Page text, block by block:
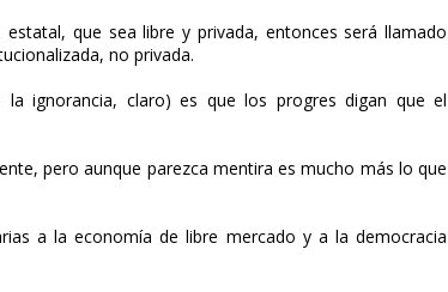
que sea libre y privada, entonces será llamado
no privada.
ignorancia, claro) es que los progres digan que el
pero aunque parezca mentira es mucho más lo que
a la economía de libre mercado y a la democracia